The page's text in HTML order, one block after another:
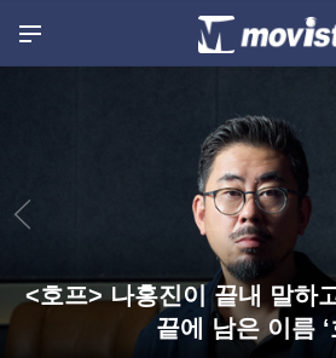
<호프> 나홍진이 끝내 말하
끝에 남은 이름 ‘